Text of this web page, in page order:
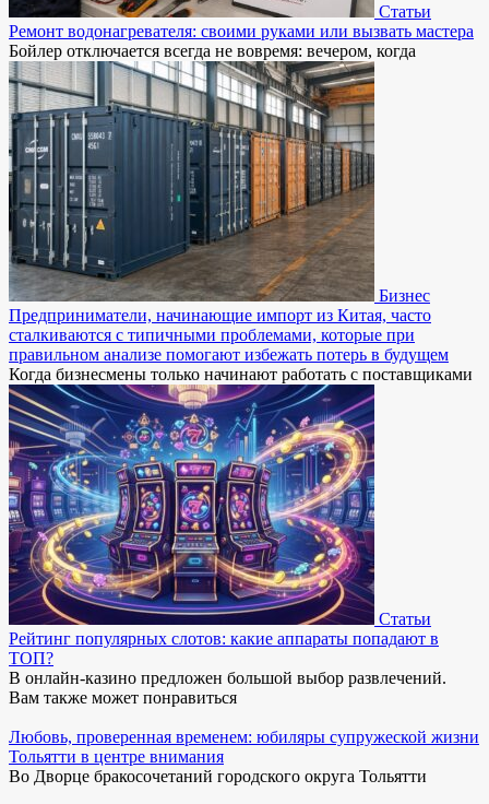
Статьи
Ремонт водонагревателя: своими руками или вызвать мастера
Бойлер отключается всегда не вовремя: вечером, когда
Бизнес
Предприниматели, начинающие импорт из Китая, часто
сталкиваются с типичными проблемами, которые при
правильном анализе помогают избежать потерь в будущем
Когда бизнесмены только начинают работать с поставщиками
Статьи
Рейтинг популярных слотов: какие аппараты попадают в
ТОП?
В онлайн-казино предложен большой выбор развлечений.
Вам также может понравиться
Любовь, проверенная временем: юбиляры супружеской жизни
Тольятти в центре внимания
Во Дворце бракосочетаний городского округа Тольятти